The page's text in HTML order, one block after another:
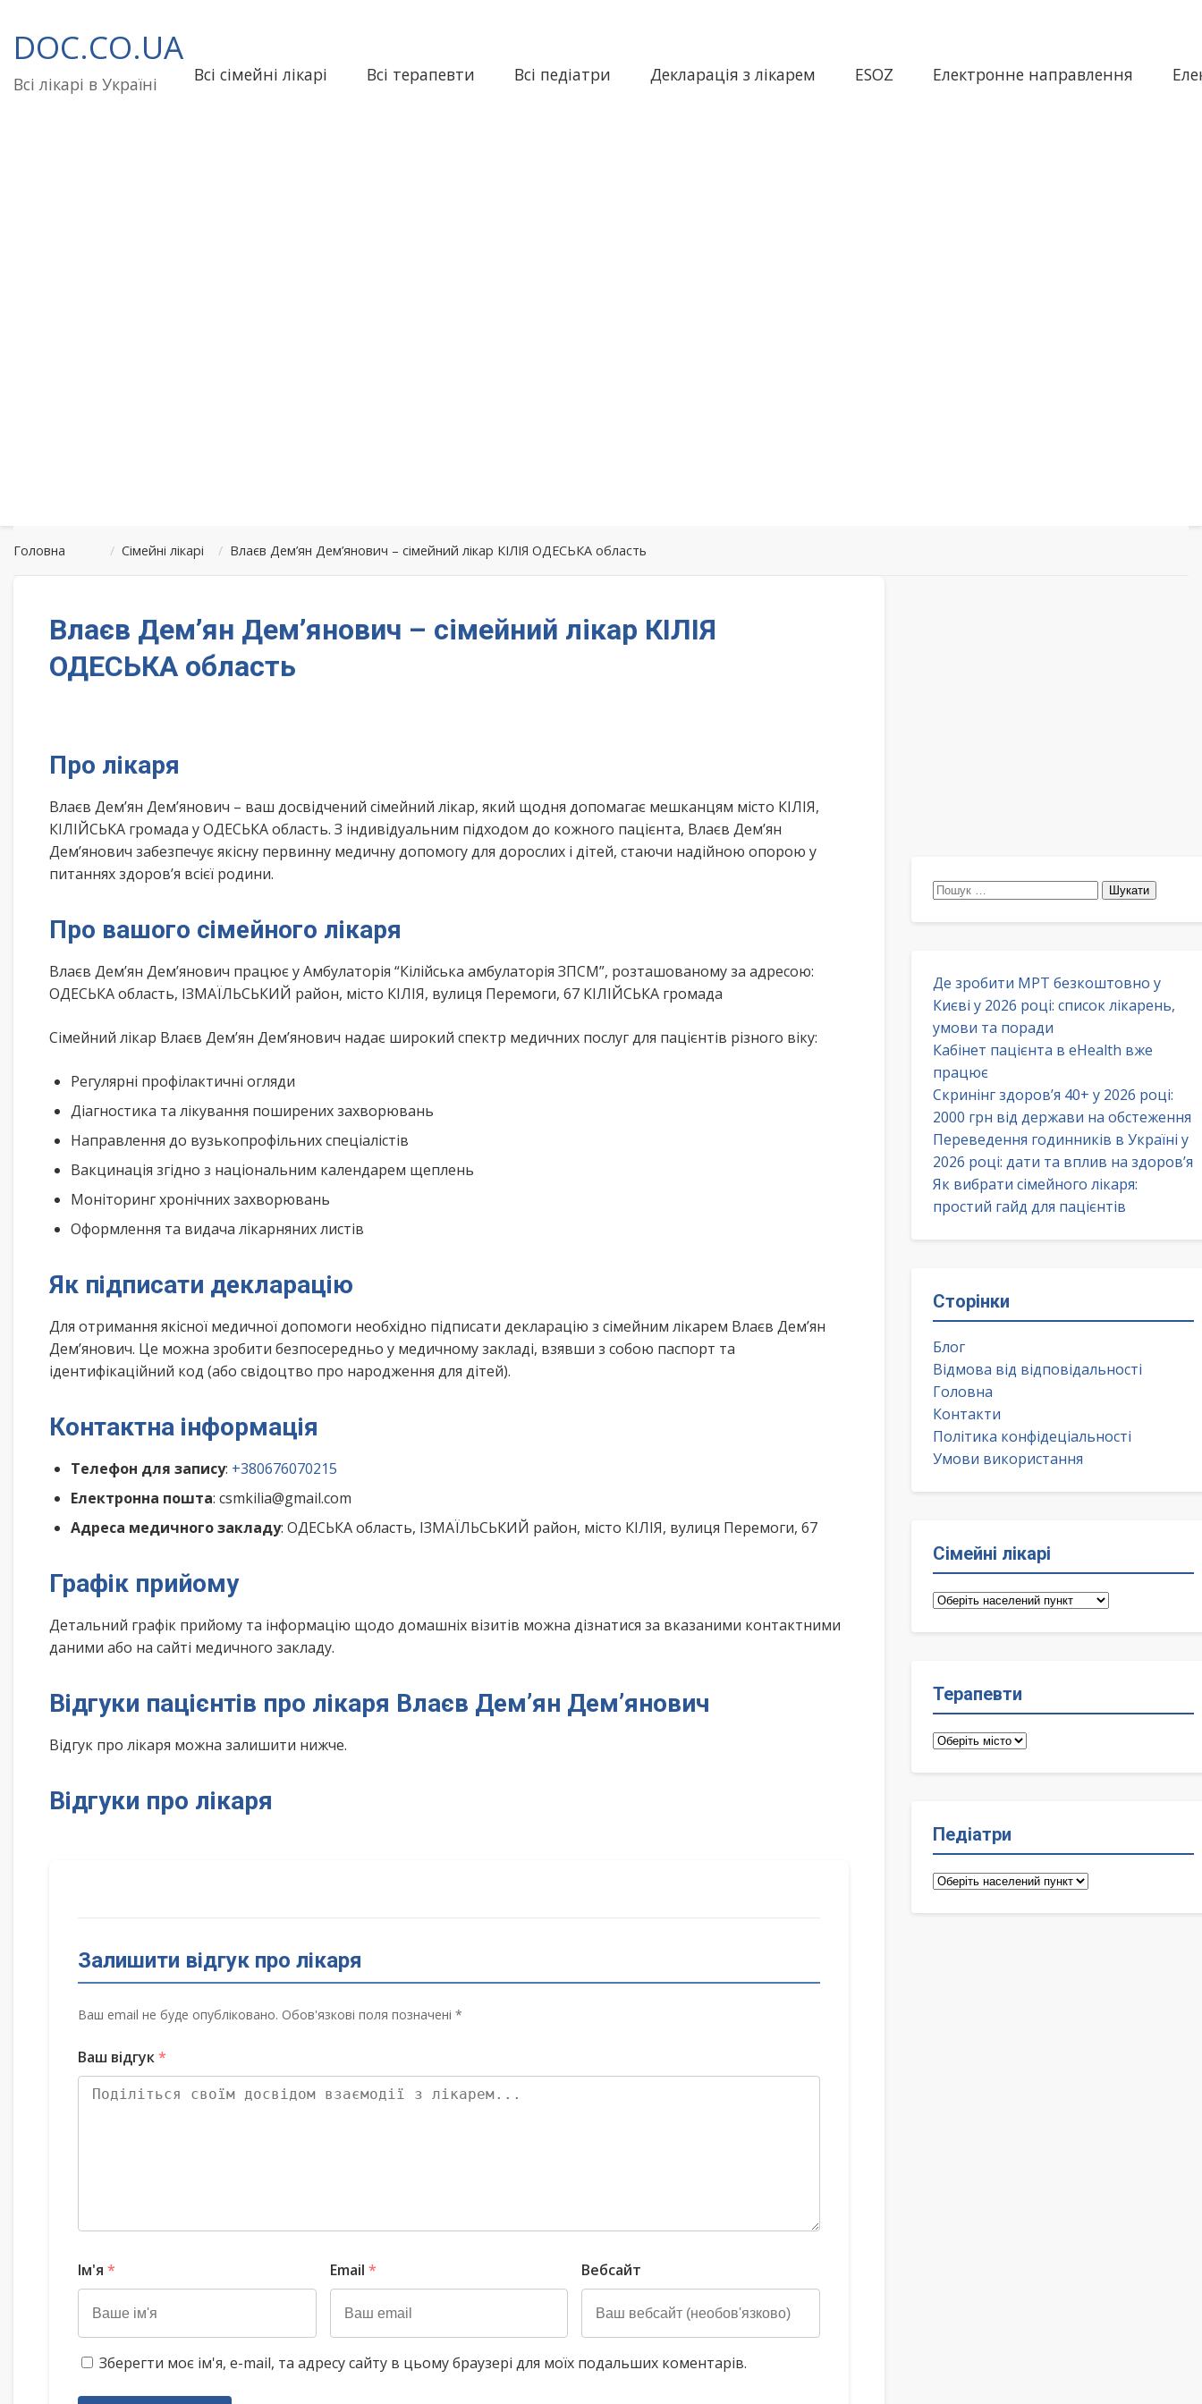
до
вмісту
DOC.CO.UA
Всі лікарі в Україні Всі сімейні лікарі Всі терапевти Всі педіатри Декларація з лікарем ESOZ Електронне направлення
Головна / Сімейні лікарі / Влаєв Дем’ян Дем’янович – сімейний лікар КІЛІЯ ОДЕСЬКА область
Влаєв Дем’ян Дем’янович – сімейний лікар КІЛІЯ
ОДЕСЬКА область
Про лікаря
Влаєв Дем’ян Дем’янович – ваш досвідчений сімейний лікар, який щодня допомагає мешканцям місто КІЛІЯ,
КІЛІЙСЬКА громада у ОДЕСЬКА область. З індивідуальним підходом до кожного пацієнта, Влаєв Дем’ян
Дем’янович забезпечує якісну первинну медичну допомогу для дорослих і дітей, стаючи надійною опорою у
питаннях здоров’я всієї родини.
Про вашого сімейного лікаря
Влаєв Дем’ян Дем’янович працює у Амбулаторія “Кілійська амбулаторія ЗПСМ”, розташованому за адресою:
ОДЕСЬКА область, ІЗМАЇЛЬСЬКИЙ район, місто КІЛІЯ, вулиця Перемоги, 67 КІЛІЙСЬКА громада
Сімейний лікар Влаєв Дем’ян Дем’янович надає широкий спектр медичних послуг для пацієнтів різного віку:
Регулярні профілактичні огляди
Діагностика та лікування поширених захворювань
Направлення до вузькопрофільних спеціалістів
Вакцинація згідно з національним календарем щеплень
Моніторинг хронічних захворювань
Оформлення та видача лікарняних листів
Як підписати декларацію
Для отримання якісної медичної допомоги необхідно підписати декларацію з сімейним лікарем Влаєв Дем’ян
Дем’янович. Це можна зробити безпосередньо у медичному закладі, взявши з собою паспорт та
ідентифікаційний код (або свідоцтво про народження для дітей).
Контактна інформація
Телефон для запису: +380676070215
Електронна пошта: csmkilia@gmail.com
Адреса медичного закладу: ОДЕСЬКА область, ІЗМАЇЛЬСЬКИЙ район, місто КІЛІЯ, вулиця Перемоги, 67
Графік прийому
Детальний графік прийому та інформацію щодо домашніх візитів можна дізнатися за вказаними контактними
даними або на сайті медичного закладу.
Відгуки пацієнтів про лікаря Влаєв Дем’ян Дем’янович
Відгук про лікаря можна залишити нижче.
Відгуки про лікаря
Залишити відгук про лікаря
Ваш email не буде опубліковано. Обов'язкові поля позначені *
Ваш відгук*
Ім'я * Email * Вебсайт
Зберегти моє ім'я, e-mail, та адресу сайту в цьому браузері для моїх подальших коментарів.
Пошук:
Де зробити МРТ безкоштовно у
Києві у 2026 році: список лікарень,
умови та поради
Кабінет пацієнта в eHealth вже
працює
Скринінг здоров’я 40+ у 2026 році:
2000 грн від держави на обстеження
Переведення годинників в Україні у
2026 році: дати та вплив на здоров’я
Як вибрати сімейного лікаря:
простий гайд для пацієнтів
Сторінки
Блог
Відмова від відповідальності
Головна
Контакти
Політика конфідеціальності
Умови використання
Сімейні лікарі
Сімейні
Терапевти
Терапевти
Педіатри
Педіатри